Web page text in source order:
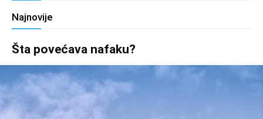
Najnovije
Šta povećava nafaku?